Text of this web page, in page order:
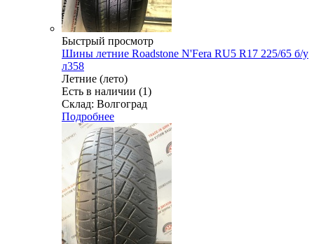
Быстрый просмотр
Шины летние Roadstone N'Fera RU5 R17 225/65 б/у
л358
Летние (лето)
Есть в наличии (1)
Склад: Волгоград
Подробнее